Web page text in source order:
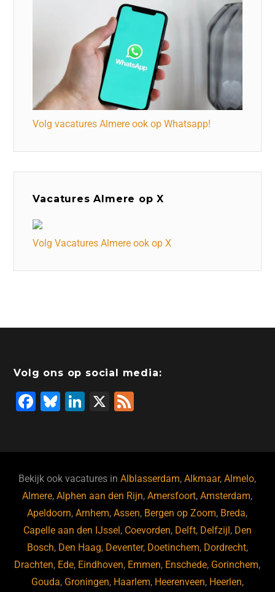
Volg vacatures Almere ook op Whatsapp!
Vacatures Almere op X
Volg Vacatures Almere ook op X
Volg ons op social media:
F
b
o
o
k
Bl
ky
Li
dI
n
X
Bekijk ook vacatures inAlblasserdam,Alkmaar,Almelo,
Almere,Alphen aan den Rijn,Amersfoort,Amsterdam,
Apeldoorn,Arnhem,Assen, Bergen op Zoom, Breda,
Capelle aan den IJssel, Coevorden, Delft, Delfzijl, Den
Bosch, Den Haag, Deventer, Doetinchem, Dordrecht,
Drachten, Ede, Eindhoven, Emmen, Enschede, Gorinchem,
Gouda, Groningen, Haarlem, Heerenveen, Heerlen,